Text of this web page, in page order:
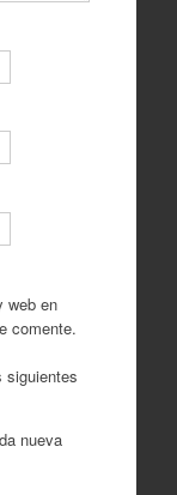
web en
comente.
siguientes
nueva